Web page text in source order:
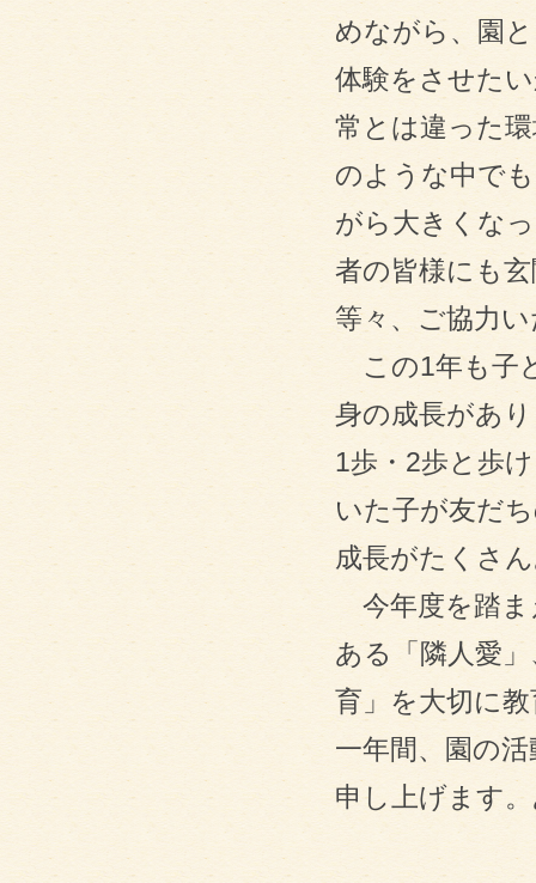
めながら、園
体験をさせた
常とは違った
のような中で
がら大きくな
者の皆様にも
等々、ご協力
この1年も子
身の成長があ
1歩・2歩と歩
いた子が友だ
成長がたくさ
今年度を踏ま
ある「隣人愛
育」を大切に
一年間、園の
申し上げます